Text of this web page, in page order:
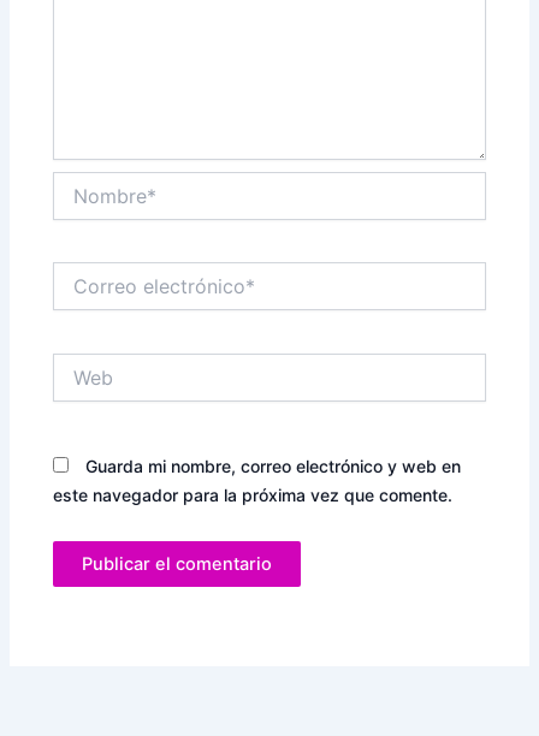
electrónico*
Guarda mi nombre, correo electrónico y web en
este navegador para la próxima vez que comente.